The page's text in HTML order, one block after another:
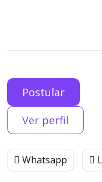
Postular
Ver perfil
Whatsapp